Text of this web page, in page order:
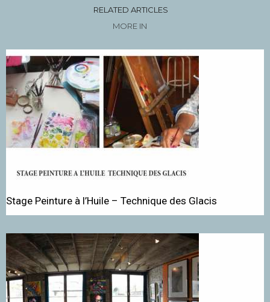
RELATED ARTICLES
MORE IN
Stage Peinture à l’Huile – Technique des Glacis